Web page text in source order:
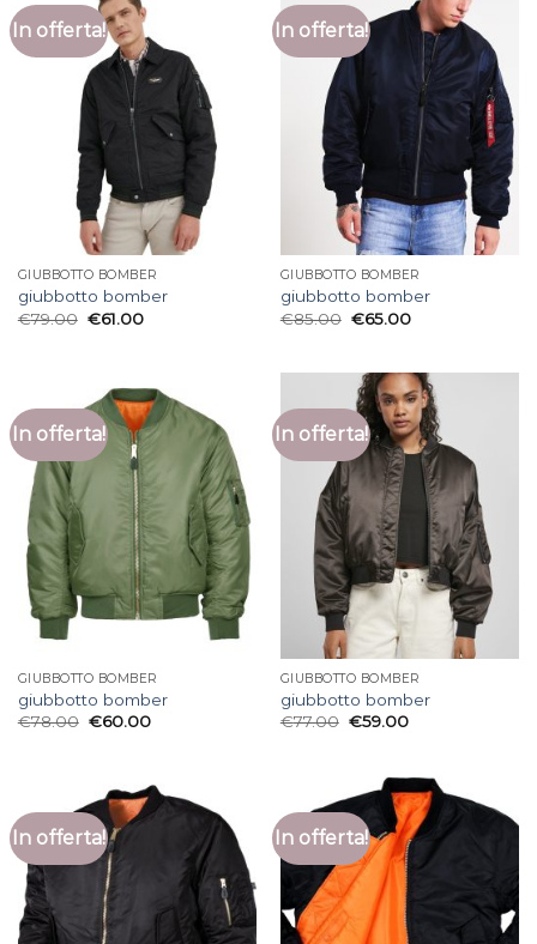
In offerta!
GIUBBOTTO BOMBER
giubbotto bomber
€79.00 €61.00
In offerta!
GIUBBOTTO BOMBER
giubbotto bomber
€85.00 €65.00
In offerta!
GIUBBOTTO BOMBER
giubbotto bomber
€78.00 €60.00
In offerta!
GIUBBOTTO BOMBER
giubbotto bomber
€77.00 €59.00
In offerta! In offerta!